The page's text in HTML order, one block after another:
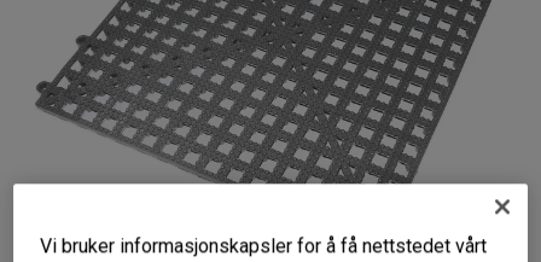
Vi bruker informasjonskapsler for å få nettstedet vårt